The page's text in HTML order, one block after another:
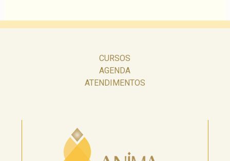
CURSOS
AGENDA
ATENDIMENTOS